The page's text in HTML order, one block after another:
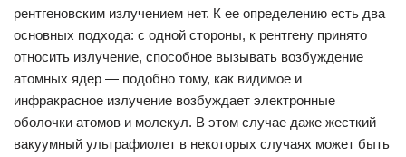
рентгеновским излучением нет. К ее определению есть два
основных подхода: с одной стороны, к рентгену принято
относить излучение, способное вызывать возбуждение
атомных ядер — подобно тому, как видимое и
инфракрасное излучение возбуждает электронные
оболочки атомов и молекул. В этом случае даже жесткий
вакуумный ультрафиолет в некоторых случаях может быть